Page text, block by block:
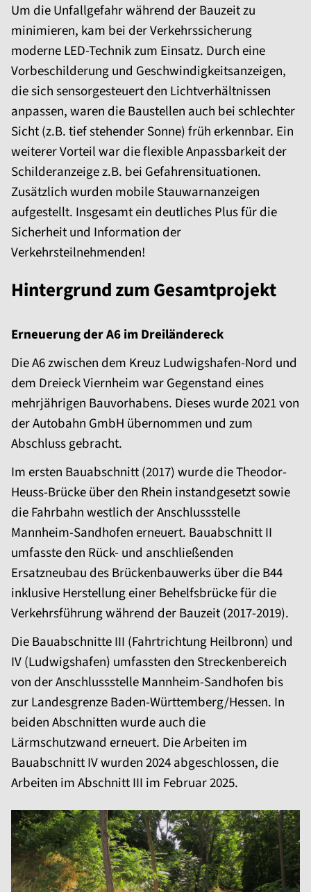
Um die Unfallgefahr während der Bauzeit zu
minimieren, kam bei der Verkehrssicherung
moderne LED-Technik zum Einsatz. Durch eine
Vorbeschil­derung und Geschwindig­keits­anzeigen,
die sich sensorgesteuert den Lichtverhält­nissen
anpassen, waren die Baustellen auch bei schlechter
Sicht (z.B. tief stehender Sonne) früh erkennbar. Ein
weiterer Vorteil war die flexible Anpassbarkeit der
Schilderanzeige z.B. bei Gefahrensituationen.
Zusätzlich wurden mobile Stauwarn­anzeigen
aufgestellt. Insgesamt ein deutliches Plus für die
Sicherheit und Information der
Verkehrsteilnehmenden!
Hintergrund zum Gesamtprojekt
Erneuerung der A6 im Dreiländereck
Die A6 zwischen dem Kreuz Ludwigshafen-Nord und
dem Dreieck Viernheim war Gegenstand eines
mehrjährigen Bauvorhabens. Dieses wurde 2021 von
der Autobahn GmbH übernommen und zum
Abschluss gebracht.
Im ersten Bauabschnitt (2017) wurde die Theodor-
Heuss-Brücke über den Rhein instandgesetzt sowie
die Fahrbahn westlich der Anschlussstelle
Mannheim-Sandhofen erneuert. Bauabschnitt II
umfasste den Rück- und anschließenden
Ersatzneubau des Brückenbauwerks über die B44
inklusive Herstellung einer Behelfsbrücke für die
Verkehrsführung während der Bauzeit (2017-2019).
Die Bauabschnitte III (Fahrtrichtung Heilbronn) und
IV (Ludwigshafen) umfassten den Streckenbereich
von der Anschlussstelle Mannheim-Sandhofen bis
zur Landesgrenze Baden-Württemberg/Hessen. In
beiden Abschnitten wurde auch die
Lärmschutzwand erneuert. Die Arbeiten im
Bauabschnitt IV wurden 2024 abgeschlossen, die
Arbeiten im Abschnitt III im Februar 2025.